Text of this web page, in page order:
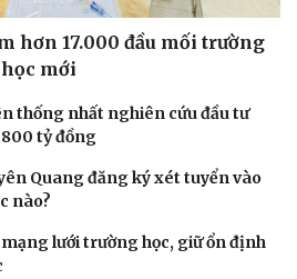
Ô tô - Xe máy
Ô tô
Xe máy
Tư vấn
hơn 17.000 đầu mối trường
mới
thống nhất nghiên cứu đầu tư
tỷ đồng
Quang đăng ký xét tuyển vào
nào?
lưới trường học, giữ ổn định